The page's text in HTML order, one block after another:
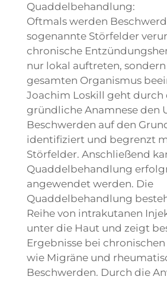
Quaddelbehandlung:
Oftmals werden
sogenannte Störfelder
chronische
nur lokal auftreten,
gesamten Organismus
Joachim Loskill geht durch
gründliche Anamnese den
Beschwerden auf den
identifiziert und begrenzt
Störfelder. Anschließend
Quaddelbehandlung
angewendet werden. Die
Quaddelbehandlung
Reihe von intrakutanen
unter die Haut und zeigt
Ergebnisse bei
wie Migräne und
Beschwerden. Durch die